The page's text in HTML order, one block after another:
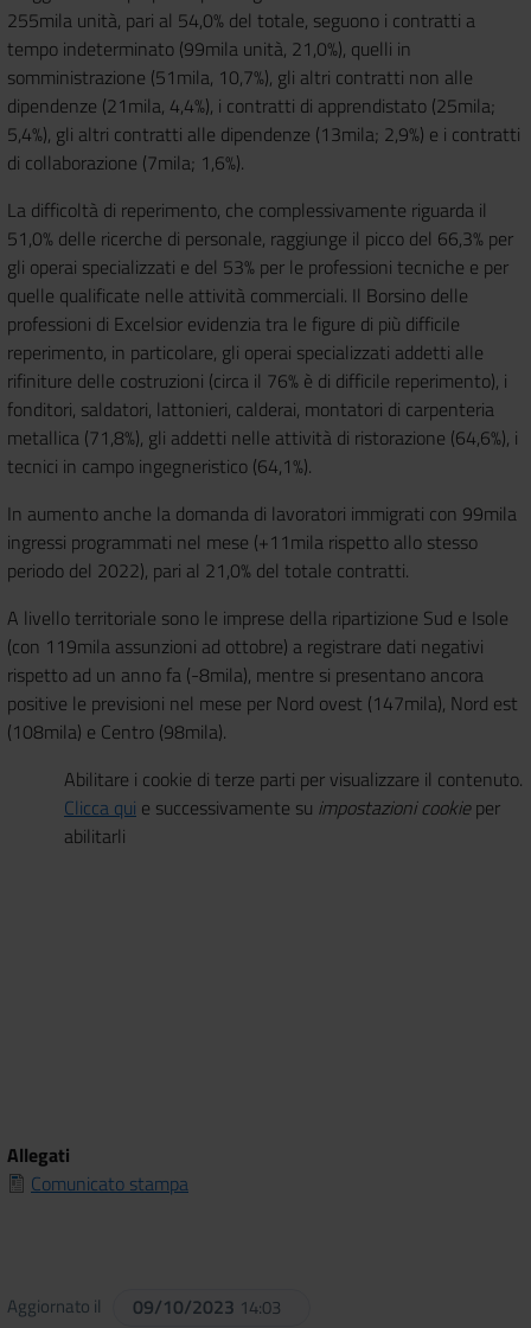
255mila unità, pari al 54,0% del totale, seguono i contratti a
tempo indeterminato (99mila unità, 21,0%), quelli in
somministrazione (51mila, 10,7%), gli altri contratti non alle
dipendenze (21mila, 4,4%), i contratti di apprendistato (25mila;
5,4%), gli altri contratti alle dipendenze (13mila; 2,9%) e i contratti
di collaborazione (7mila; 1,6%).
La difficoltà di reperimento, che complessivamente riguarda il
51,0% delle ricerche di personale, raggiunge il picco del 66,3% per
gli operai specializzati e del 53% per le professioni tecniche e per
quelle qualificate nelle attività commerciali. Il Borsino delle
professioni di Excelsior evidenzia tra le figure di più difficile
reperimento, in particolare, gli operai specializzati addetti alle
rifiniture delle costruzioni (circa il 76% è di difficile reperimento), i
fonditori, saldatori, lattonieri, calderai, montatori di carpenteria
metallica (71,8%), gli addetti nelle attività di ristorazione (64,6%), i
tecnici in campo ingegneristico (64,1%).
In aumento anche la domanda di lavoratori immigrati con 99mila
ingressi programmati nel mese (+11mila rispetto allo stesso
periodo del 2022), pari al 21,0% del totale contratti.
A livello territoriale sono le imprese della ripartizione Sud e Isole
(con 119mila assunzioni ad ottobre) a registrare dati negativi
rispetto ad un anno fa (-8mila), mentre si presentano ancora
positive le previsioni nel mese per Nord ovest (147mila), Nord est
(108mila) e Centro (98mila).
Abilitare i cookie di terze parti per visualizzare il contenuto.
Clicca qui e successivamente su impostazioni cookieper
abilitarli
Allegati
Comunicato stampa
Aggiornato il 09/10/2023 14:03